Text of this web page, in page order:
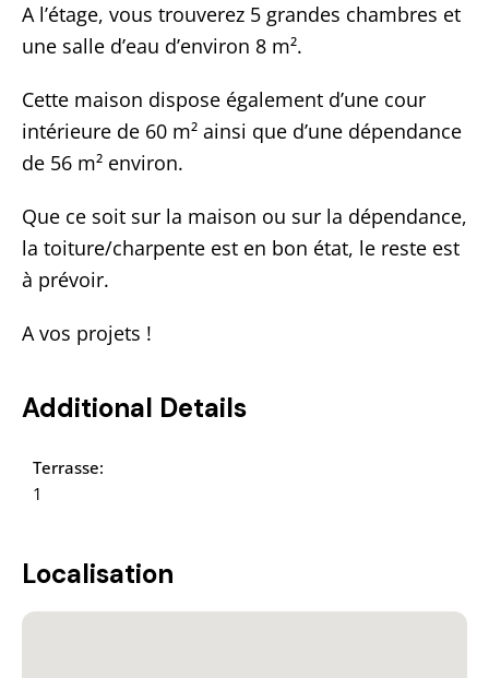
A l’étage, vous trouverez 5 grandes chambres et
une salle d’eau d’environ 8 m².
Cette maison dispose également d’une cour
intérieure de 60 m² ainsi que d’une dépendance
de 56 m² environ.
Que ce soit sur la maison ou sur la dépendance,
la toiture/charpente est en bon état, le reste est
à prévoir.
A vos projets !
Additional Details
Terrasse:
1
Localisation